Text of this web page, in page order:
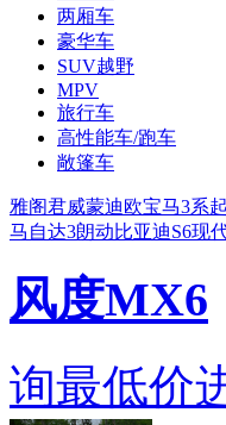
两厢车
豪华车
SUV越野
MPV
旅行车
高性能车/跑车
敞篷车
雅阁君威蒙迪欧宝马3系
马自达3朗动比亚迪S6现
风度MX6
询最低价